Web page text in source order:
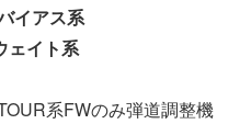
アス系
ェイト系
系FWのみ弾道調整機